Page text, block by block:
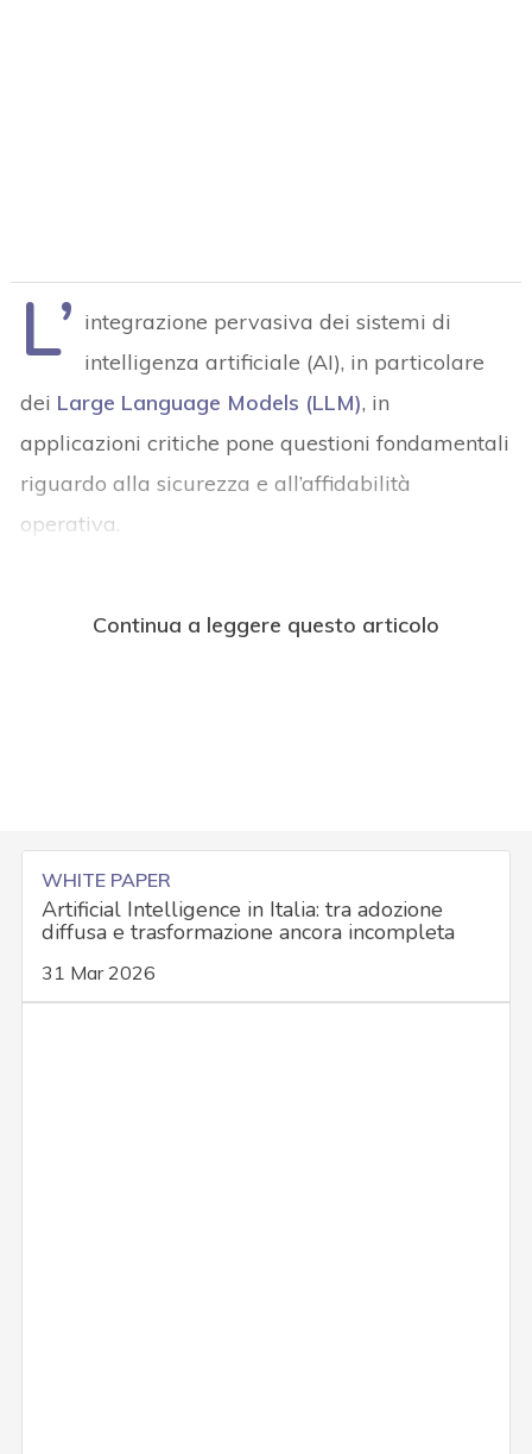
L’ integrazione pervasiva dei sistemi di
intelligenza artificiale (AI), in particolare
dei Large Language Models (LLM), in
applicazioni critiche pone questioni fondamentali
riguardo alla sicurezza e all’affidabilità
operativa.
Continua a leggere questo articolo
WHITE PAPER
Artificial Intelligence in Italia: tra adozione
diffusa e trasformazione ancora incompleta
31 Mar 2026